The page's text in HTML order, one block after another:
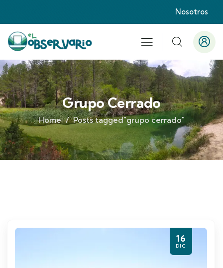
Nosotros
Grupo Cerrado
Home Posts tagged"grupo cerrado"
16
DIC